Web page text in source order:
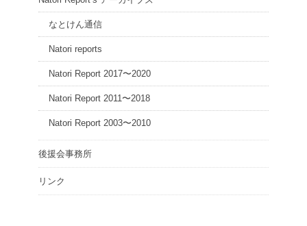
なとけん通信
Natori reports
Natori Report 2017〜2020
Natori Report 2011〜2018
Natori Report 2003〜2010
後援会事務所
リンク